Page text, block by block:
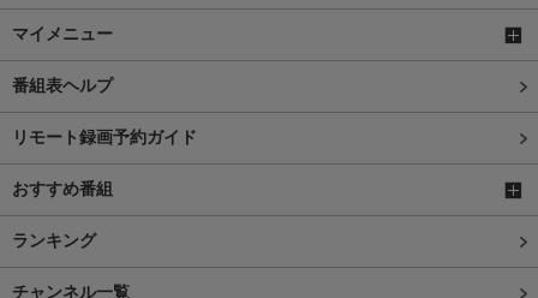
マイメニュー
番組表ヘルプ
リモート録画予約ガイド
おすすめ番組
ランキング
チャンネル一覧